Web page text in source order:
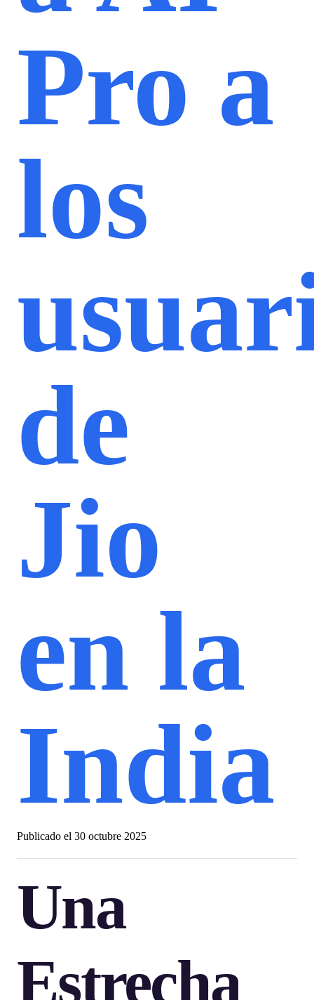
Pro a
los
de
Jio
en la
India
Publicado el 30 octubre 2025
Una
Estrecha